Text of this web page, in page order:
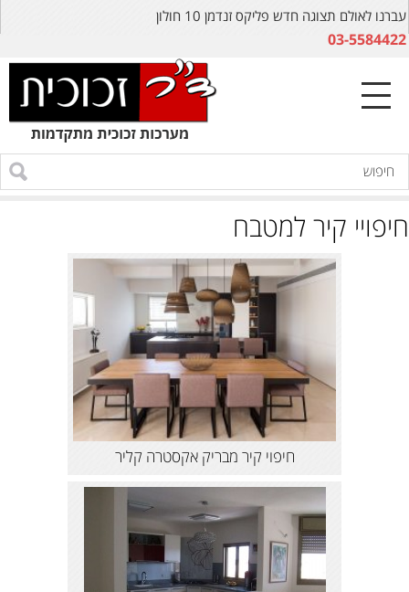
עברנו לאולם תצוגה חדש פליקס זנדמן 10 חולון
03-5584422
חיפויי קיר למטבח
חיפוי קיר מבריק אקסטרה קליר